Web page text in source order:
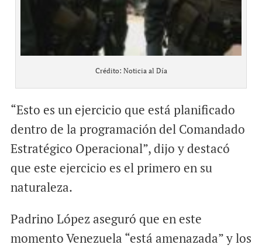
Crédito: Noticia al Día
“Esto es un ejercicio que está planificado
dentro de la programación del Comandado
Estratégico Operacional”, dijo y destacó
que este ejercicio es el primero en su
naturaleza.
Padrino López aseguró que en este
momento Venezuela “está amenazada” y los